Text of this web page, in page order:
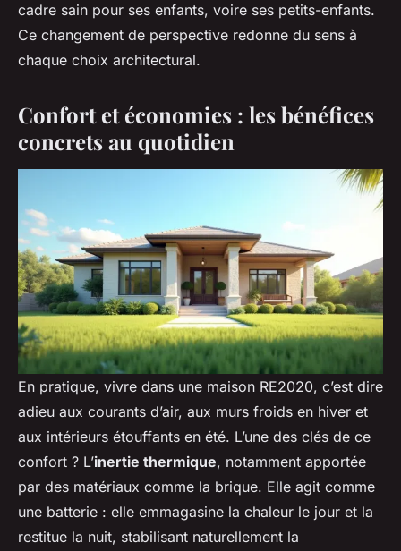
cadre sain pour ses enfants, voire ses petits-enfants.
Ce changement de perspective redonne du sens à
chaque choix architectural.
Confort et économies : les bénéfices
concrets au quotidien
En pratique, vivre dans une maison RE2020, c’est dire
adieu aux courants d’air, aux murs froids en hiver et
aux intérieurs étouffants en été. L’une des clés de ce
confort ? L’inertie thermique, notamment apportée
par des matériaux comme la brique. Elle agit comme
une batterie : elle emmagasine la chaleur le jour et la
restitue la nuit, stabilisant naturellement la